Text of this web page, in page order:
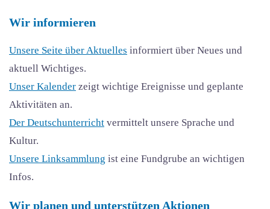
Wir informieren
Unsere Seite über Aktuelles informiert über Neues und
aktuell Wichtiges.
Unser Kalender zeigt wichtige Ereignisse und geplante
Aktivitäten an.
Der Deutschunterricht vermittelt unsere Sprache und
Kultur.
Unsere Linksammlung ist eine Fundgrube an wichtigen
Infos.
Wir planen und unterstützen Aktionen